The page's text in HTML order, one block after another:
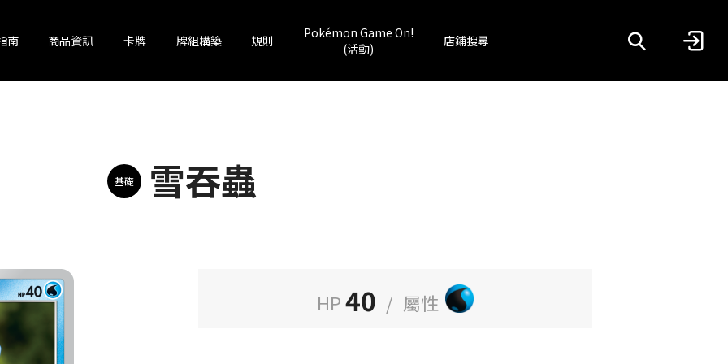
南 商品資訊 卡牌 牌組構築 規則
Pokémon Game On!
(活動)
店鋪搜尋
基礎 雪吞蟲
HP40 / 屬性